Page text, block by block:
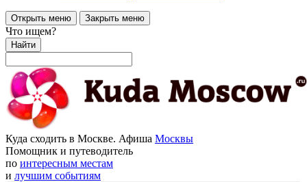
Открыть меню Закрыть меню
Что ищем?
Найти
Куда сходить в Москве. Афиша Москвы
Помощник и путеводитель
по интересным местам
и лучшим событиям